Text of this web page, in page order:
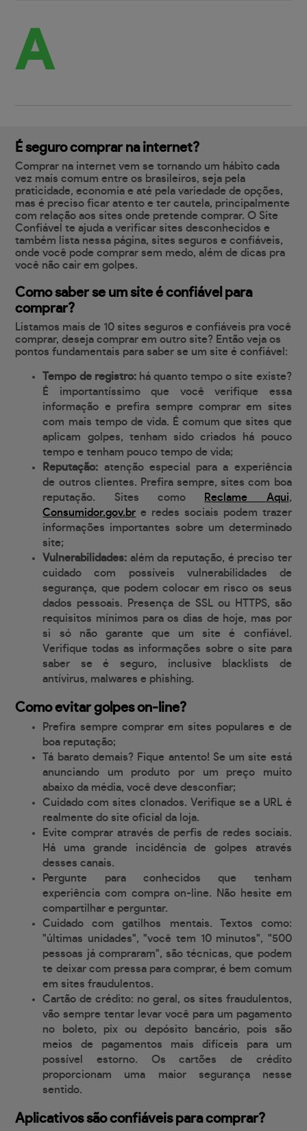
A
É seguro comprar na internet?
Comprar na internet vem se tornando um hábito cada
vez mais comum entre os brasileiros, seja pela
praticidade, economia e até pela variedade de opções,
mas é preciso ficar atento e ter cautela, principalmente
com relação aos sites onde pretende comprar. O Site
Confiável te ajuda a verificar sites desconhecidos e
também lista nessa página, sites seguros e confiáveis,
onde você pode comprar sem medo, além de dicas pra
você não cair em golpes.
Como saber se um site é confiável para
comprar?
Listamos mais de 10 sites seguros e confiáveis pra você
comprar, deseja comprar em outro site? Então veja os
pontos fundamentais para saber se um site é confiável:
Tempo de registro:há quanto tempo o site existe?
É importantíssimo que você verifique essa
informação e prefira sempre comprar em sites
com mais tempo de vida. É comum que sites que
aplicam golpes, tenham sido criados há pouco
tempo e tenham pouco tempo de vida;
Reputação: atenção especial para a experiência
de outros clientes. Prefira sempre, sites com boa
reputação. Sites como
Reclame Aqui,
Consumidor.gov.br e redes sociais podem trazer
informações importantes sobre um determinado
site;
Vulnerabilidades: além da reputação, é preciso ter
cuidado com possíveis vulnerabilidades de
segurança, que podem colocar em risco os seus
dados pessoais. Presença de SSL ou HTTPS, são
requisitos mínimos para os dias de hoje, mas por
si só não garante que um site é confiável.
Verifique todas as informações sobre o site para
saber se é seguro, inclusive blacklists de
antívirus, malwares e phishing.
Como evitar golpes on-line?
Prefira sempre comprar em sites populares e de
boa reputação;
Tá barato demais? Fique antento! Se um site está
anunciando um produto por um preço muito
abaixo da média, você deve desconfiar;
Cuidado com sites clonados. Verifique se a URL é
realmente do site oficial da loja.
Evite comprar através de perfis de redes sociais.
Há uma grande incidência de golpes através
desses canais.
Pergunte para conhecidos que tenham
experiência com compra on-line. Não hesite em
compartilhar e perguntar.
Cuidado com gatilhos mentais. Textos como:
"últimas unidades", "você tem 10 minutos", "500
pessoas já compraram", são técnicas, que podem
te deixar com pressa para comprar, é bem comum
em sites fraudulentos.
Cartão de crédito: no geral, os sites fraudulentos,
vão sempre tentar levar você para um pagamento
no boleto, pix ou depósito bancário, pois são
meios de pagamentos mais difíceis para um
possível estorno. Os cartões de crédito
proporcionam uma maior segurança nesse
sentido.
Aplicativos são confiáveis para comprar?